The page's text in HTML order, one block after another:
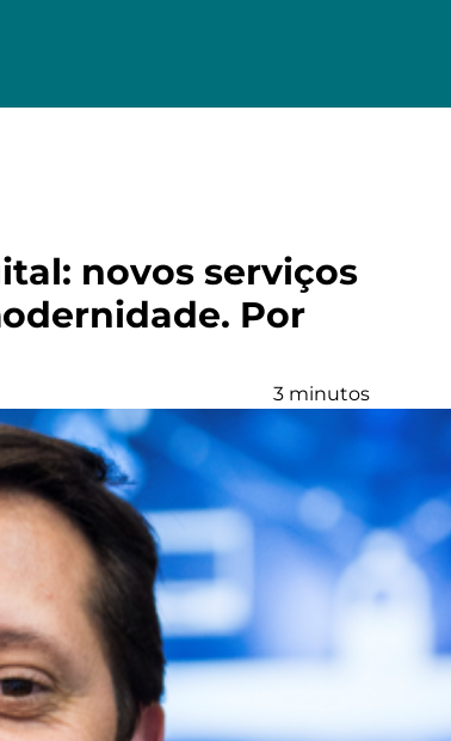
novos serviços
Por
3 minutos